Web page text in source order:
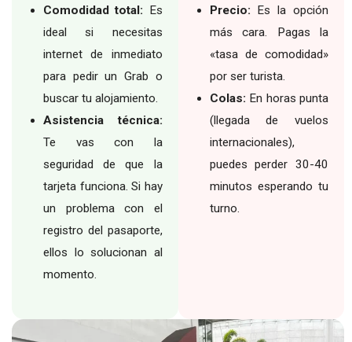
Comodidad total: Es
ideal si necesitas
internet de inmediato
para pedir un Grab o
buscar tu alojamiento.
Asistencia técnica:
Te vas con la
seguridad de que la
tarjeta funciona. Si hay
un problema con el
registro del pasaporte,
ellos lo solucionan al
momento.
Precio: Es la opción
más cara. Pagas la
«tasa de comodidad»
por ser turista.
Colas: En horas punta
(llegada de vuelos
internacionales),
puedes perder 30-40
minutos esperando tu
turno.